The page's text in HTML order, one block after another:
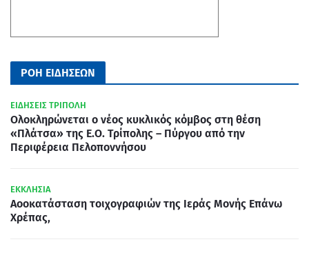
ΡΟΗ ΕΙΔΗΣΕΩΝ
ΕΙΔΗΣΕΙΣ ΤΡΙΠΟΛΗ
Ολοκληρώνεται ο νέος κυκλικός κόμβος στη θέση
«Πλάτσα» της Ε.Ο. Τρίπολης – Πύργου από την
Περιφέρεια Πελοποννήσου
ΕΚΚΛΗΣΙΑ
Αοοκατάσταση τοιχογραφιών της Ιεράς Μονής Επάνω
Χρέπας,